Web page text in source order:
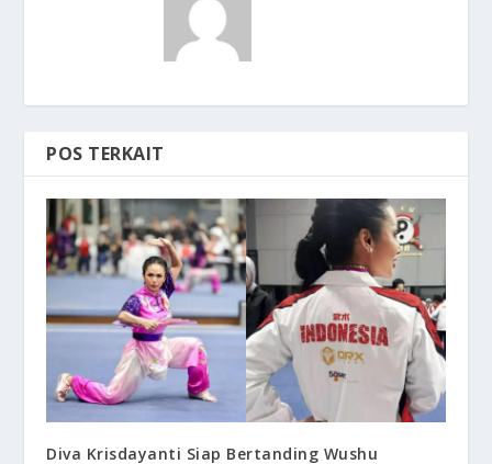
POS TERKAIT
Diva Krisdayanti Siap Bertanding Wushu